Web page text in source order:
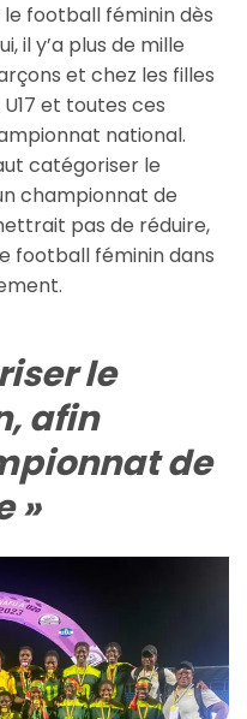
football féminin dès
il y’a plus de mille
et chez les filles
et toutes ces
national.
catégoriser le
championnat de
pas de réduire,
football féminin dans
le
afin
de
»